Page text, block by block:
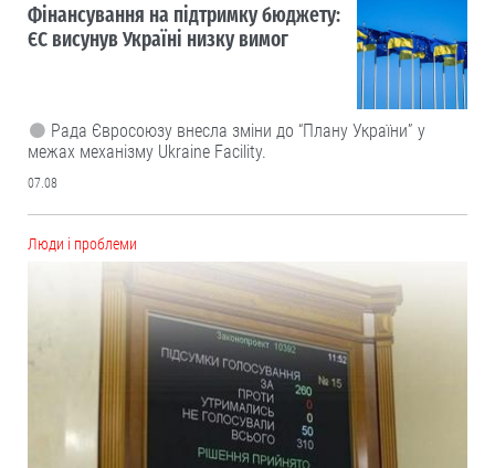
Фінансування на підтримку бюджету:
ЄС висунув Україні низку вимог
Рада Євросоюзу внесла зміни до “Плану України” у
межах механізму Ukraine Facility.
07.08
Люди і проблеми